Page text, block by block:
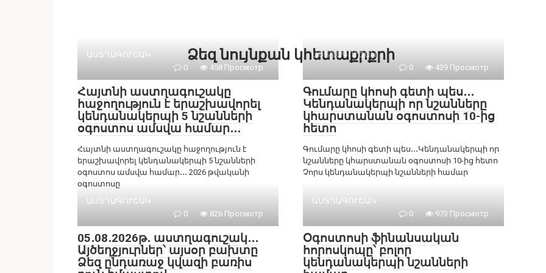
Ձեզ նույնքան կհետաքրքրի
ԱՍՏՂԱԳՈՒՇԱԿ
0
458 Просмотр
Հայտնի աստղագուշակը
հաջողություն է երաշխավորել
կենդանակերպի 5 նշանների
օգոստոս ամսվա համար․․․
Հայտնի աստղագուշակը հաջողություն է
երաշխավորել կենդանակերպի 5 նշանների
օգոստոս ամսվա համար․․․ 2026 թվականի
օգոստոսը
ԱՍՏՂԱԳՈՒՇԱԿ
0
439 Просмотр
Գումարը կհոսի գետի պես․․․
Կենդանակերպի որ նշանները
կհարստանան օգոստոսի 10-ից
հետո
Գումարը կհոսի գետի պես․․․Կենդանակերպի որ
նշանները կհարստանան օգոստոսի 10-ից հետո
Չորս կենդանակերպի նշանների համար
ԱՍՏՂԱԳՈՒՇԱԿ
0
826 Просмотр
05․08․2026թ․ աստղագուշակ․․․
Այծեղջյուրներ՝ այսօր բախտը
Ձեզ ընդառաջ կվազի բառիս
ԱՍՏՂԱԳՈՒՇԱԿ
0
973 Просмотр
Օգոստոսի ֆինանսական
հորոսկոպը՝ բոլոր
կենդանակերպի նշանների